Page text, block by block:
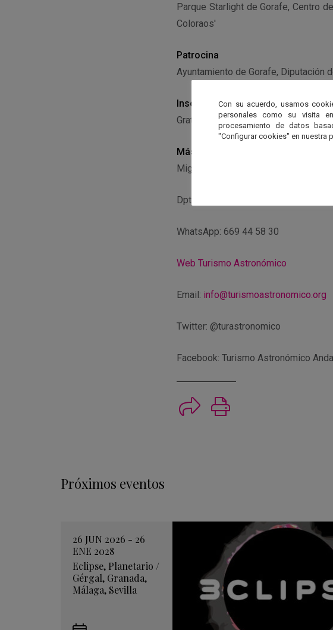
Parque Starlight de Gorafe, Centro
Coloraos'
Patrocina
Ayuntamiento de Gorafe, Diputación
Inscripción
Gratuita
Más información
Miguel Gil
Dpto. Comunicación y proyectos
WhatsApp: 669 44 58 30
Web Turismo Astronómico
Email: info@turismoastronomico.org
Twitter: @turastronomico
Facebook: Turismo Astronómico
Próximos eventos
26 JUN 2026 - 26
ENE 2028
Eclipse, Planetario /
Gérgal, Granada,
Málaga, Sevilla
Con su acuerdo, usamos
personales como su visita
procesamiento de datos
"Configurar cookies" en nuestra